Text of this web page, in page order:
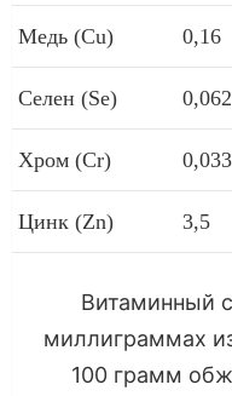
Медь (Cu) 0,16
Селен (Se) 0,062
Хром (Cr)
Цинк (Zn) 3,5
Витаминный
миллиграммах
100 грамм